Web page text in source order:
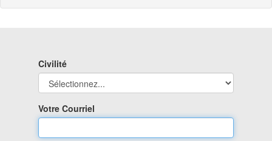
Civilité
Votre Courriel